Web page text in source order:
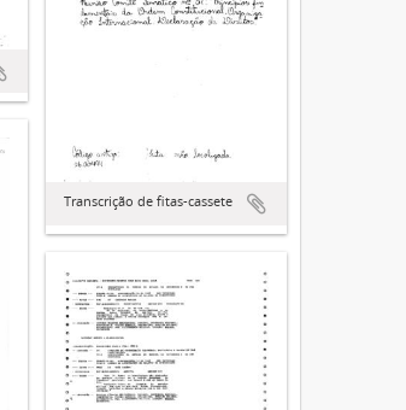
Transcrição de fitas-cassete